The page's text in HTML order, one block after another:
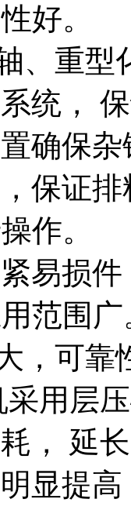
好。
、重型
统，
确保
保证
作。
易损
范围广
，可靠
用层
， 延
显提